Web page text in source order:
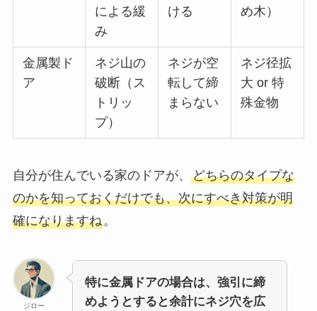
による緩
み
ける
め木）
金属製ド
ア
ネジ山の
破断（ス
トリッ
プ）
ネジが空
転して締
まらない
ネジ径拡
大 or 特
殊金物
自分が住んでいる家のドアが、 どちらのタイプな
のかを知っておくだけでも、次にすべき対策が明
確になりますね。
ジロー
特に金属ドアの場合は、強引に締
めようとすると余計にネジ穴を広